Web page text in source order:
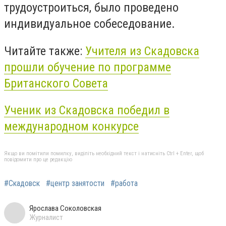
трудоустроиться, было проведено
индивидуальное собеседование.
Читайте также: Учителя из Скадовска
прошли обучение по программе
Британского Совета
Ученик из Скадовска победил в
международном конкурсе
Якщо ви помітили помилку, виділіть необхідний текст і натисніть Ctrl + Enter, щоб
повідомити про це редакцію
#Скадовск #центр занятости #работа
Ярослава Соколовская
Журналист